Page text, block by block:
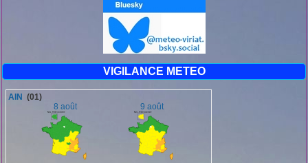
VIGILANCE METEO